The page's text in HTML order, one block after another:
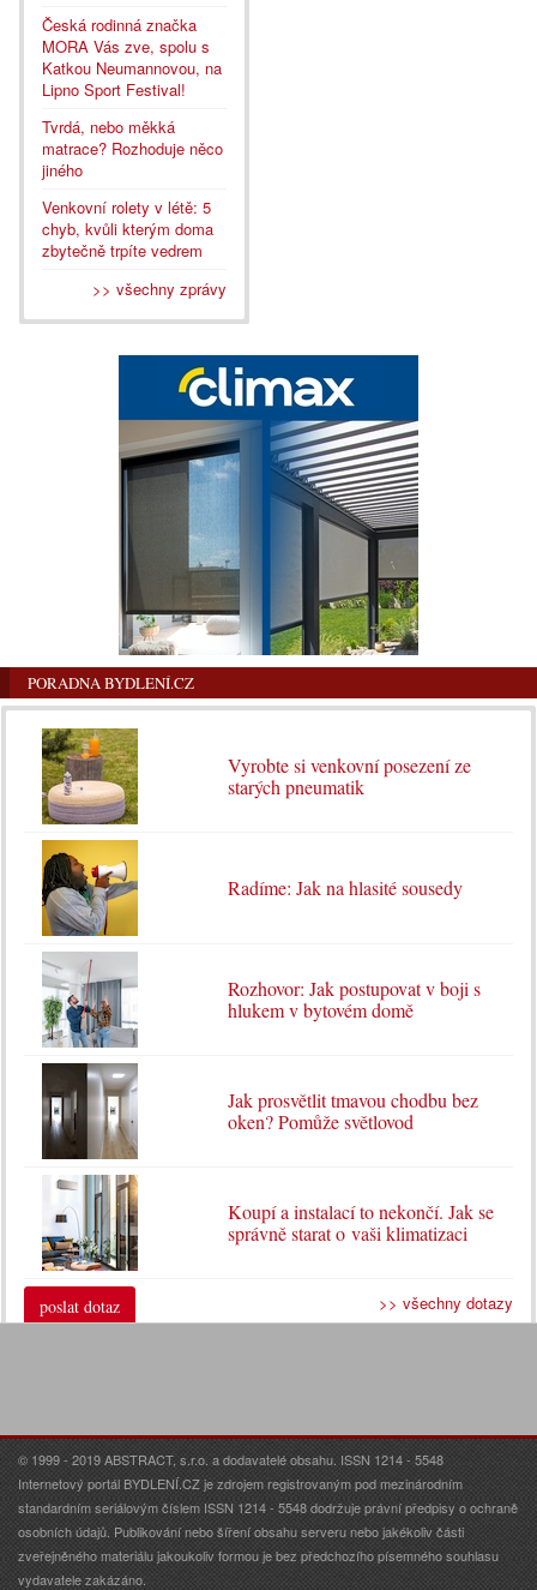
Česká rodinná značka
MORA Vás zve, spolu s
Katkou Neumannovou, na
Lipno Sport Festival!
Tvrdá, nebo měkká
matrace? Rozhoduje něco
jiného
Venkovní rolety v létě: 5
chyb, kvůli kterým doma
zbytečně trpíte vedrem
>> všechny zprávy
PORADNA BYDLENÍ.CZ
Vyrobte si venkovní posezení ze
starých pneumatik
Radíme: Jak na hlasité sousedy
Rozhovor: Jak postupovat v boji s
hlukem v bytovém domě
Jak prosvětlit tmavou chodbu bez
oken? Pomůže světlovod
Koupí a instalací to nekončí. Jak se
správně starat o vaši klimatizaci
poslat dotaz >> všechny dotazy
© 1999 - 2019 ABSTRACT, s.r.o. a dodavatelé obsahu. ISSN 1214 - 5548
Internetový portál BYDLENÍ.CZ je zdrojem registrovaným pod mezinárodním
standardním seriálovým číslem ISSN 1214 - 5548 dodržuje právní předpisy o ochraně
osobních údajů. Publikování nebo šíření obsahu serveru nebo jakékoliv části
zveřejněného materiálu jakoukoliv formou je bez předchozího písemného souhlasu
vydavatele zakázáno.